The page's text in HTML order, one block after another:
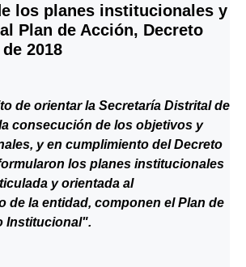
los planes institucionales y
Plan de Acción, Decreto
2018
de orientar la Secretaría Distrital de
consecución de los objetivos y
y en cumplimiento del Decreto
los planes institucionales
y orientada al
de la entidad, componen el Plan de
Institucional".